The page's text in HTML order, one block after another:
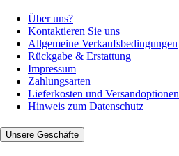
Über uns?
Kontaktieren Sie uns
Allgemeine Verkaufsbedingungen
Rückgabe & Erstattung
Impressum
Zahlungsarten
Lieferkosten und Versandoptionen
Hinweis zum Datenschutz
Unsere Geschäfte